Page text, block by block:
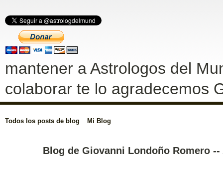
mantener a Astrologos del
colaborar te lo agradecemos
Todos los posts de blog Mi Blog
Blog de Giovanni Londoño Romero